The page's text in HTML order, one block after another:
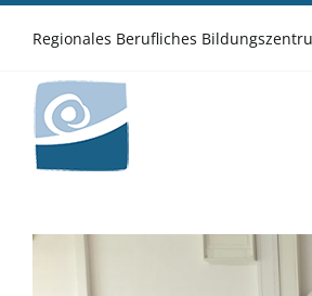
Zum
InhaltRegionales Berufliches
Zeige